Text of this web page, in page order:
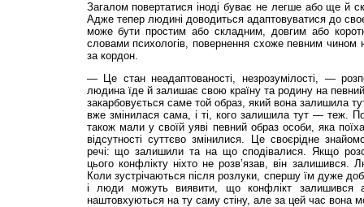
Загалом повертатися іноді буває не легше або ще й
Адже тепер людині доводиться адаптовуватися до
може бути простим або складним, довгим або
словами психологів, повернення схоже певним
за кордон.
— Це стан неадаптованості, незрозумілості, —
людина їде й залишає свою країну та родину на певний
закарбовується саме той образ, який вона залишила
вже змінилася сама, і ті, кого залишила тут — теж.
також мали у своїй уяві певний образ особи, яка
відсутності суттєво змінилися. Це своєрідне
речі: що залишили та на що сподівалися. Якщо
цього конфлікту ніхто не розв’язав, він залишився.
Коли зустрічаються після розлуки, спершу їм дуже
і люди можуть виявити, що конфлікт
наштовхуються на ту саму стіну, але за цей час вона